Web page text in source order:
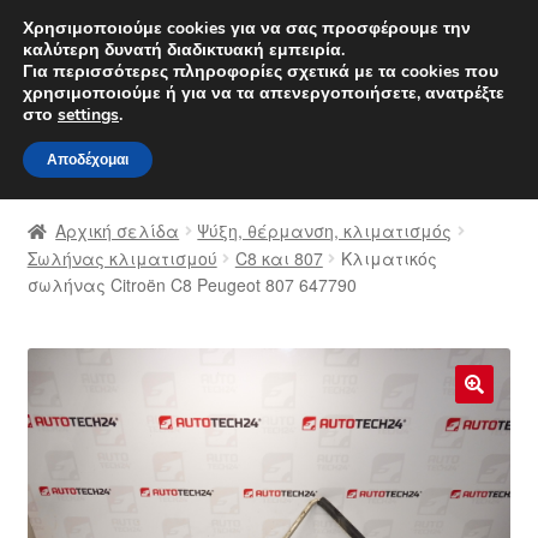
ΑΠΟΣΤΟΛΗ από 7 EUR
Δευτέρα-Παρ. 9 π.μ. - 4 μ.μ.
Απευθείας
μετάβαση
στην
πλοήγηση
Μετάβαση
σε
περιεχόμενο
Αρχική
Διαδικασία Παραπόνων
Ο λογαριασμός μου
Αρχική σελίδα
Ψύξη, θέρμανση, κλιματισμός
Σωλήνας κλιματισμού
C8 και 807
Κλιματικός
σωλήνας Citroën C8 Peugeot 807 647790
🔍
Χρησιμοποιούμε cookies για να σας προσφέρουμε την
καλύτερη δυνατή διαδικτυακή εμπειρία.
Για περισσότερες πληροφορίες σχετικά με τα cookies που
χρησιμοποιούμε ή για να τα απενεργοποιήσετε, ανατρέξτε
στο settings.
Αποδέχομαι